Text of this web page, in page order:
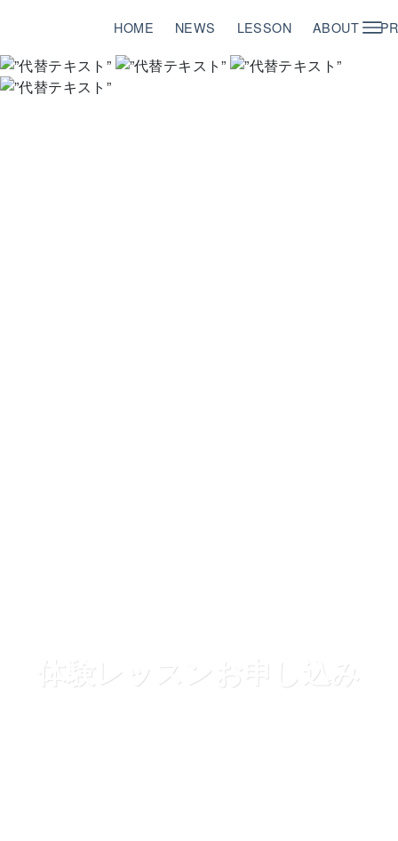
HOME NEWS LESSON ABOUT
体験レッスンお申し込み